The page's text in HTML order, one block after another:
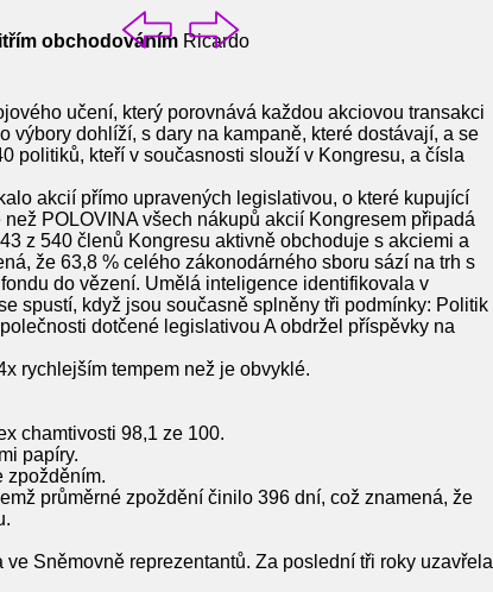
obchodováním Ricardo
učení, který porovnává každou akciovou transakci
dohlíží, s dary na kampaně, které dostávají, a se
politiků, kteří v současnosti slouží v Kongresu, a čísla
akcií přímo upravených legislativou, o které kupující
POLOVINA všech nákupů akcií Kongresem připadá
z 540 členů Kongresu aktivně obchoduje s akciemi a
že 63,8 % celého zákonodárného sboru sází na trh s
do vězení. Umělá inteligence identifikovala v
spustí, když jsou současně splněny tři podmínky: Politik
dotčené legislativou A obdržel příspěvky na
rychlejším tempem než je obvyklé.
chamtivosti 98,1 ze 100.
papíry.
zpožděním.
průměrné zpoždění činilo 396 dní, což znamená, že
Sněmovně reprezentantů. Za poslední tři roky uzavřela